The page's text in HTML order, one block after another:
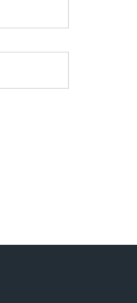
web: